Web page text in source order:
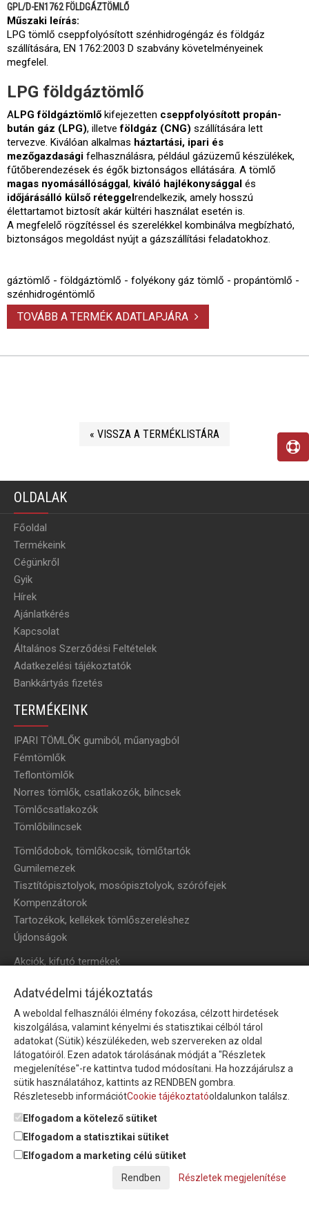
GPL/D-EN1762 FÖLDGÁZTÖMLŐ
Műszaki leírás:
LPG tömlő cseppfolyósított szénhidrogéngáz és földgáz
szállítására, EN 1762:2003 D szabvány követelményeinek
megfelel.
LPG földgáztömlő
ALPG földgáztömlő kifejezetten cseppfolyósított propán-
bután gáz (LPG), illetveföldgáz (CNG) szállítására lett
tervezve. Kiválóan alkalmas háztartási, ipari és
mezőgazdasági felhasználásra, például gázüzemű készülékek,
fűtőberendezések és égők biztonságos ellátására. A tömlő
magas nyomásállósággal, kiváló hajlékonysággal és
időjárásálló külső réteggelrendelkezik, amely hosszú
élettartamot biztosít akár kültéri használat esetén is.
A megfelelő rögzítéssel és szerelékkel kombinálva megbízható,
biztonságos megoldást nyújt a gázszállítási feladatokhoz.
gáztömlő - földgáztömlő - folyékony gáz tömlő - propántömlő -
szénhidrogéntömlő
TOVÁBB A TERMÉK ADATLAPJÁRA
« VISSZA A TERMÉKLISTÁRA
OLDALAK
Főoldal
Termékeink
Cégünkről
Gyik
Hírek
Ajánlatkérés
Kapcsolat
Általános Szerződési Feltételek
Adatkezelési tájékoztatók
Bankkártyás fizetés
TERMÉKEINK
IPARI TÖMLŐK gumiból, műanyagból
Fémtömlők
Teflontömlők
Norres tömlők, csatlakozók, bilncsek
Tömlőcsatlakozók
Tömlőbilincsek
Tömlődobok, tömlőkocsik, tömlőtartók
Gumilemezek
Tisztítópisztolyok, mosópisztolyok, szórófejek
Kompenzátorok
Tartozékok, kellékek tömlőszereléshez
Újdonságok
Akciók, kifutó termékek
HÍRLEVÉL
Íratkozzon fel hírlevelünkre!
Feliratkozom a hírlevélre és nyilatkozom, hogy azadatkezelési
tájékoztatót elolvastam, megismertem és elfogadom.
© Copyright Triász-Tömlő Kft. | Minden jog fenntartva!
Adatvédelmi tájékoztatás
A weboldal felhasználói élmény fokozása, célzott hirdetések
kiszolgálása, valamint kényelmi és statisztikai célból tárol
adatokat (Sütik) készülékeden, web szervereken az oldal
látogatóiról. Ezen adatok tárolásának módját a "Részletek
megjelenítése"-re kattintva tudod módosítani. Ha hozzájárulsz a
sütik használatához, kattints az RENDBEN gombra.
Részletesebb információtCookie tájékoztatóoldalunkon találsz.
Elfogadom a kötelező sütiket
Elfogadom a statisztikai sütiket
Elfogadom a marketing célú sütiket
Részletek megjelenítése